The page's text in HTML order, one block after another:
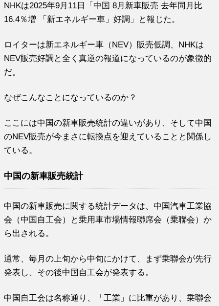
NHKは2025年9月11日「中国 8月新車販売 去年同月比
16.4％増 「新エネルギー車」好調」と報じた。
ロイターは新エネルギー車（NEV）販売低調、NHKは
NEV販売好調と全く真逆の報道になっているのが象徴的
だ。
なぜこんなことになっているのか？
ここには中国の新車販売統計の違いがあり、そして中国
のNEV販売が今まさに転換点を迎えていることと関係し
ている。
中国の新車販売統計
中国の新車販売に関する統計データは、中国汽車工業協
会（中国自工会）と乗用車市場情報聯席会（乗聯会）か
ら出される。
通常、毎月の上旬から中旬にかけて、まず乗聯会が先行
発表し、その後中国自工会が発表する。
中国自工会は名称通り、「工業」に比重があり、乗聯会